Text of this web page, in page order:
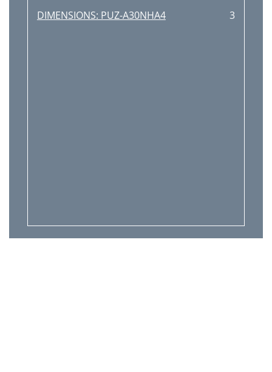
DIMENSIONS: PUZ-A30NHA4
3